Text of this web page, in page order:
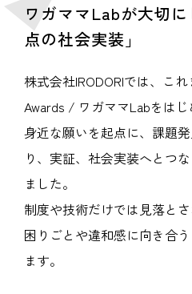
ワガママLabが大切
点の社会実装」
株式会社IRODORIでは、こ
Awards / ワガママLabをは
身近な願いを起点に、課題
り、実証、社会実装へとつ
ました。
制度や技術だけでは見落と
困りごとや違和感に向き合
ます。